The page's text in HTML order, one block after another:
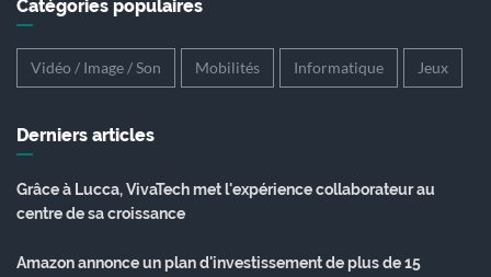
Catégories populaires
Vidéo / Image / Son Mobilités Informatique Jeux
Derniers articles
Grâce à Lucca, VivaTech met l'expérience collaborateur au
centre de sa croissance
Amazon annonce un plan d'investissement de plus de 15